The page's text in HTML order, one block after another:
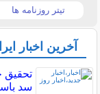
تیتر روزنامه ها
آخرین اخبار
تحقیق
سد